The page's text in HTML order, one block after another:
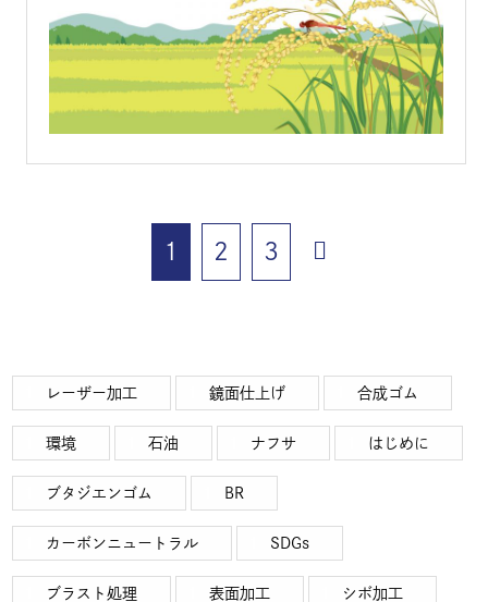
1 2 3
レーザー加工 鏡面仕上げ 合成ゴム
環境 石油 ナフサ はじめに
ブタジエンゴム BR
カーボンニュートラル SDGs
ブラスト処理 表面加工 シボ加工